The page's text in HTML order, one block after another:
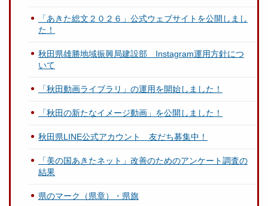
「あきた総文２０２６」公式ウェブサイトを公開しまし
た！
秋田県雄勝地域振興局建設部 Instagram運用方針につ
いて
「秋田動画ライブラリ」の運用を開始しました！
「秋田の新たなイメージ動画」を公開しました！
秋田県LINE公式アカウント 友だち募集中！
「美の国あきたネット」改善のためのアンケート調査の
結果
県のマーク（県章）・県旗